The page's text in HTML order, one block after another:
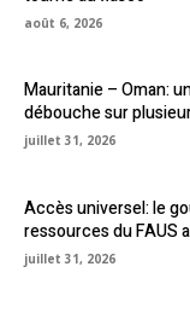
août 6, 2026
Mauritanie – Oman:
débouche sur
juillet 31, 2026
Accès universel: le
ressources du FAUS
juillet 31, 2026